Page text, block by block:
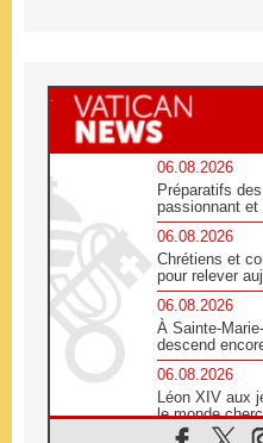
06.08.2026
Préparatifs
passionnant
06.08.2026
Chrétiens et
pour relever
06.08.2026
À Sainte-
descend
06.08.2026
Léon XIV aux
le monde
saints»